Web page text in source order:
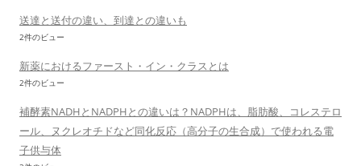
送達と送付の違い、到達との違いも
2件のビュー
新薬におけるファースト・イン・クラスとは
2件のビュー
補酵素NADHとNADPHとの違いは？NADPHは、脂肪酸、コレステロ
ール、ヌクレオチドなど同化反応（高分子の生合成）で使われる電
子供与体